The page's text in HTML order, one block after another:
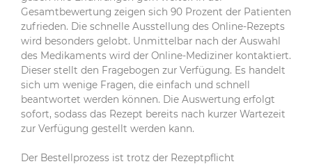
Gesamtbewertung zeigen sich 90 Prozent der Patienten
zufrieden. Die schnelle Ausstellung des Online-Rezepts
wird besonders gelobt. Unmittelbar nach der Auswahl
des Medikaments wird der Online-Mediziner kontaktiert.
Dieser stellt den Fragebogen zur Verfügung. Es handelt
sich um wenige Fragen, die einfach und schnell
beantwortet werden können. Die Auswertung erfolgt
sofort, sodass das Rezept bereits nach kurzer Wartezeit
zur Verfügung gestellt werden kann.
Der Bestellprozess ist trotz der Rezeptpflicht